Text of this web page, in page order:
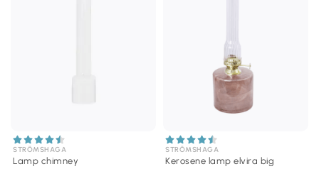
STRÖMSHAGA
Lamp chimney
STRÖMSHAGA
Kerosene lamp elvira big